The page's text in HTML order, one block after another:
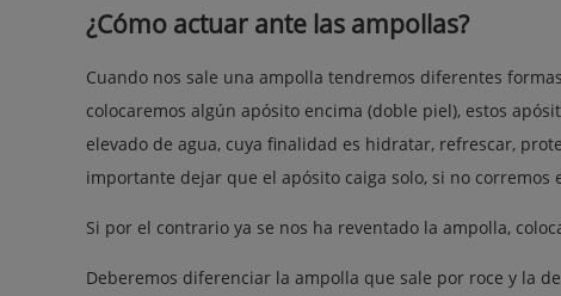
¿Cómo actuar ante las ampollas?
Cuando nos sale una ampolla tendremos diferentes
colocaremos algún apósito encima (doble piel), estos
elevado de agua, cuya finalidad es hidratar, refrescar,
importante dejar que el apósito caiga solo, si no
Si por el contrario ya se nos ha reventado la ampolla,
Deberemos diferenciar la ampolla que sale por roce y la